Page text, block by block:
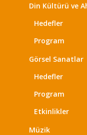
Din Kültürü ve
Hedefler
Program
Görsel Sanatlar
Hedefler
Program
Etkinlikler
Müzik